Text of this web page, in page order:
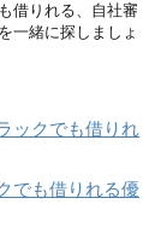
借りれる、自社審
一緒に探しましょ
ックでも借りれ
でも借りれる優